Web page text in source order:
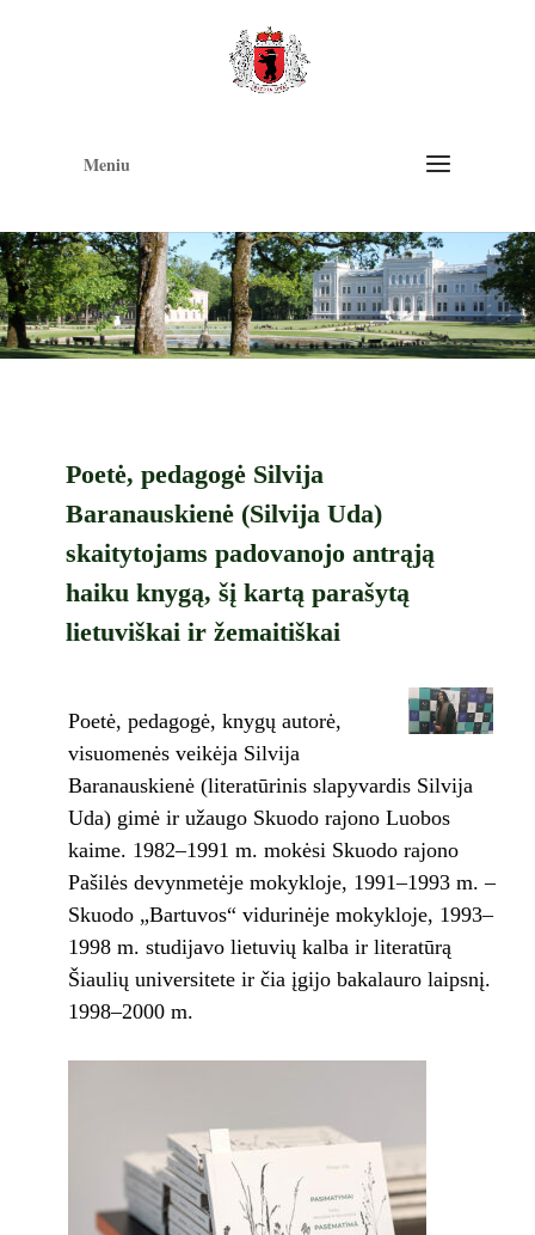
Meniu
Poetė, pedagogė Silvija
Baranauskienė (Silvija Uda)
skaitytojams padovanojo antrąją
haiku knygą, šį kartą parašytą
lietuviškai ir žemaitiškai
Poetė, pedagogė, knygų autorė,
visuomenės veikėja Silvija
Baranauskienė (literatūrinis slapyvardis Silvija
Uda) gimė ir užaugo Skuodo rajono Luobos
kaime. 1982–1991 m. mokėsi Skuodo rajono
Pašilės devynmetėje mokykloje, 1991–1993 m. –
Skuodo „Bartuvos“ vidurinėje mokykloje, 1993–
1998 m. studijavo lietuvių kalba ir literatūrą
Šiaulių universitete ir čia įgijo bakalauro laipsnį.
1998–2000 m.